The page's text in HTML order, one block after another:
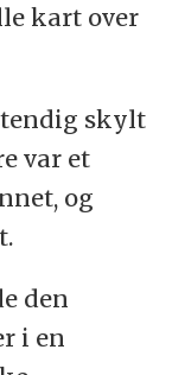
kart over
skylt
var et
og
den
i en